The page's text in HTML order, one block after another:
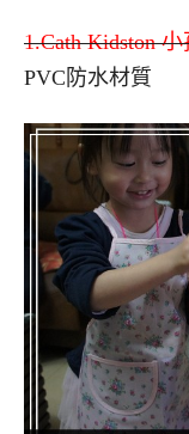
1.Cath Kidston
PVC防水材質